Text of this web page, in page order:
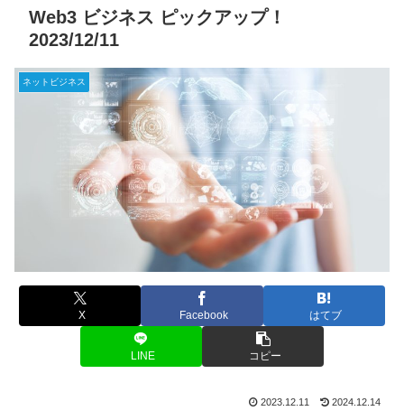
Web3 ビジネス ピックアップ！
2023/12/11
ネットビジネス
X Facebook はてブ
LINE コピー
2023.12.11 2024.12.14